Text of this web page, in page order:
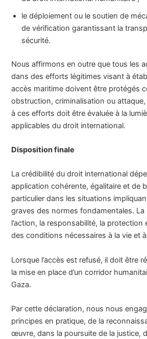
le déploiement ou le soutien de
de vérification garantissant la
sécurité.
Nous affirmons en outre que tous les
dans des efforts légitimes visant à
accès maritime doivent être protégés
obstruction, criminalisation ou
à ces efforts doit être évaluée à la
applicables du droit international.
Disposition finale
La crédibilité du droit international
application cohérente, égalitaire et de
particulier dans les situations
graves des normes fondamentales. La
l’action, la responsabilité, la protection
des conditions nécessaires à la vie et
Lorsque l’accès est refusé, il doit être
la mise en place d’un corridor
Gaza.
Par cette déclaration, nous nous
principes en pratique, de la
œuvre, dans la poursuite de la justice,